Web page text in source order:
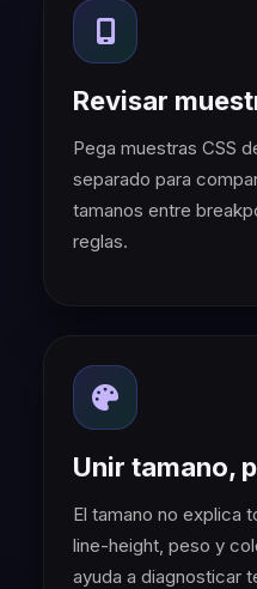
Revisar
Pega muestras CSS
separado para
tamanos entre
reglas.
Unir tamano,
El tamano no explica
line-height, peso y
ayuda a diagnosticar